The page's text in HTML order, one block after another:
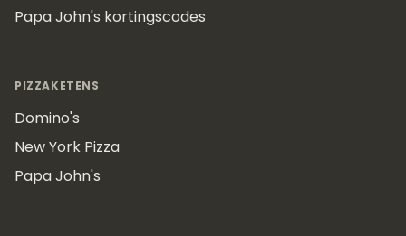
Papa John's kortingscodes
PIZZAKETENS
Domino's
New York Pizza
Papa John's